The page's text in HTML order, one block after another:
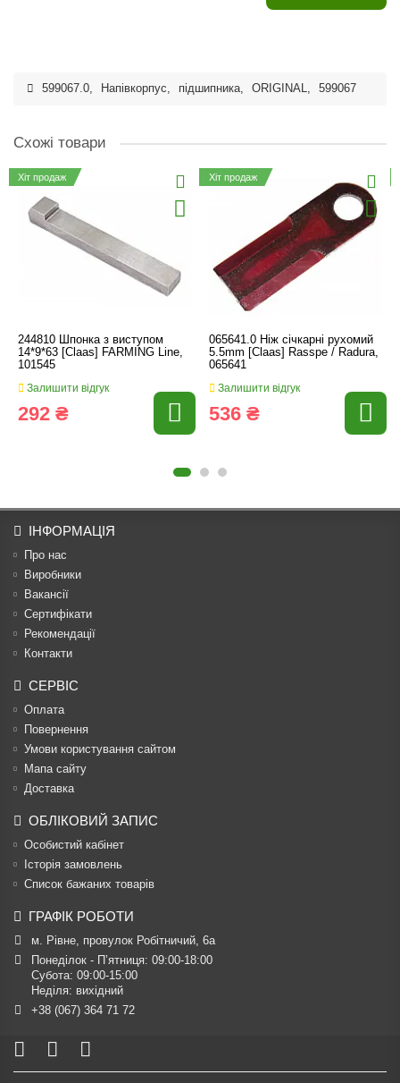
599067.0, Напівкорпус, підшипника, ORIGINAL, 599067
Схожі товари
Хіт продаж
244810 Шпонка з виступом
14*9*63 [Claas] FARMING Line,
101545
Залишити відгук
292 ₴
Хіт продаж
065641.0 Ніж січкарні рухомий
5.5mm [Claas] Rasspe / Radura,
065641
Залишити відгук
536 ₴
ІНФОРМАЦІЯ
Про нас
Виробники
Вакансії
Сертифікати
Рекомендації
Контакти
СЕРВІС
Оплата
Повернення
Умови користування сайтом
Мапа сайту
Доставка
ОБЛІКОВИЙ ЗАПИС
Особистий кабінет
Історія замовлень
Список бажаних товарів
ГРАФІК РОБОТИ
м. Рівне, провулок Робітничий, 6а
Понеділок - П’ятниця: 09:00-18:00
Субота: 09:00-15:00
Неділя: вихідний
+38 (067) 364 71 72